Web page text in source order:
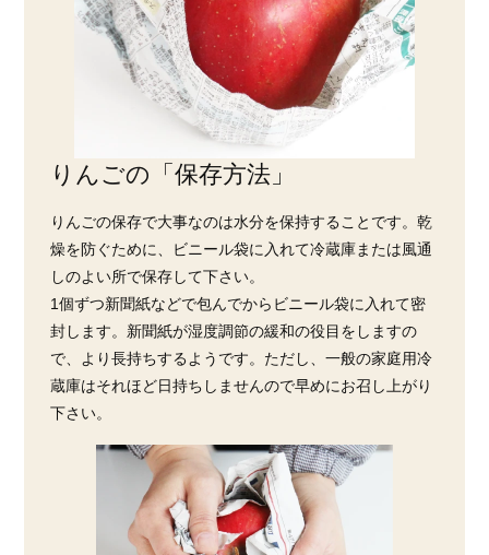
りんごの「保存方法」
りんごの保存で大事なのは水分を保持することです。乾
燥を防ぐために、ビニール袋に入れて冷蔵庫または風通
しのよい所で保存して下さい。
1個ずつ新聞紙などで包んでからビニール袋に入れて密
封します。新聞紙が湿度調節の緩和の役目をしますの
で、より長持ちするようです。ただし、一般の家庭用冷
蔵庫はそれほど日持ちしませんので早めにお召し上がり
下さい。